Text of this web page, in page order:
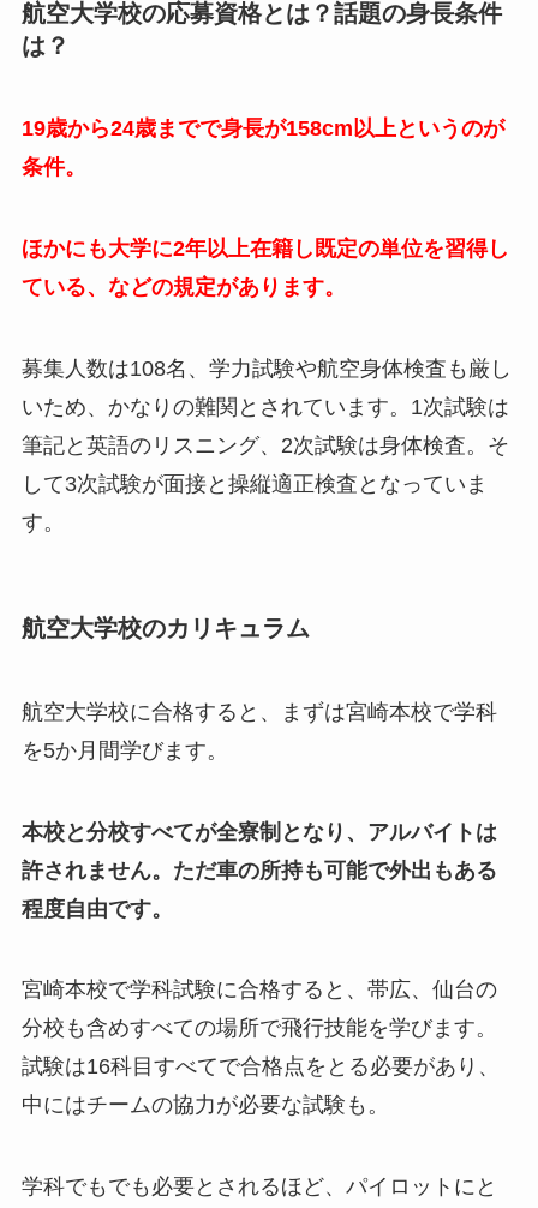
航空大学校の応募資格とは？話題の身長条件
は？
19歳から24歳までで身長が158cm以上というのが
条件。
ほかにも大学に2年以上在籍し既定の単位を習得し
ている、などの規定があります。
募集人数は108名、学力試験や航空身体検査も厳し
いため、かなりの難関とされています。1次試験は
筆記と英語のリスニング、2次試験は身体検査。そ
して3次試験が面接と操縦適正検査となっていま
す。
航空大学校のカリキュラム
航空大学校に合格すると、まずは宮崎本校で学科
を5か月間学びます。
本校と分校すべてが全寮制となり、アルバイトは
許されません。ただ車の所持も可能で外出もある
程度自由です。
宮崎本校で学科試験に合格すると、帯広、仙台の
分校も含めすべての場所で飛行技能を学びます。
試験は16科目すべてで合格点をとる必要があり、
中にはチームの協力が必要な試験も。
学科でもでも必要とされるほど、パイロットにと